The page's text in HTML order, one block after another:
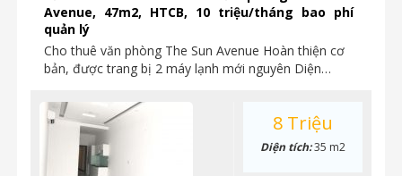
Avenue, 47m2, HTCB, 10 triệu/tháng bao phí
quản lý
Cho thuê văn phòng The Sun Avenue Hoàn thiện cơ
bản, được trang bị 2 máy lạnh mới nguyên Diện…
8 Triệu
Diện tích:35 m2